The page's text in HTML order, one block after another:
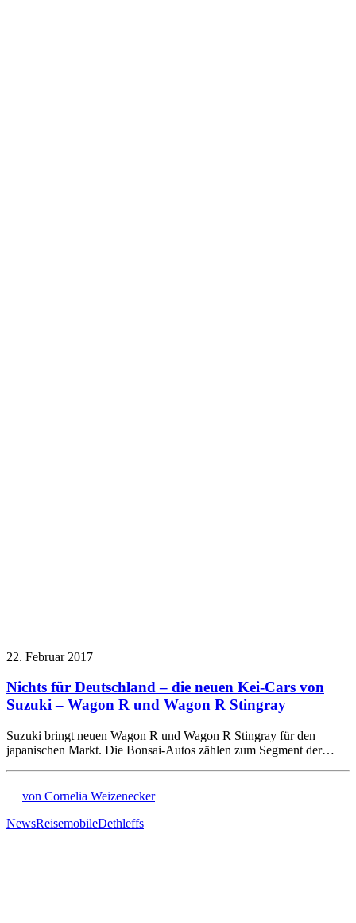
22. Februar 2017
Nichts für Deutschland – die neuen Kei-Cars von
Suzuki – Wagon R und Wagon R Stingray
Suzuki bringt neuen Wagon R und Wagon R Stingray für den
japanischen Markt. Die Bonsai-Autos zählen zum Segment der…
von Cornelia Weizenecker
NewsReisemobileDethleffs